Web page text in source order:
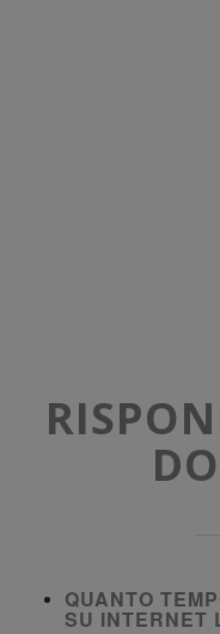
QUANTO
SU INTERNET